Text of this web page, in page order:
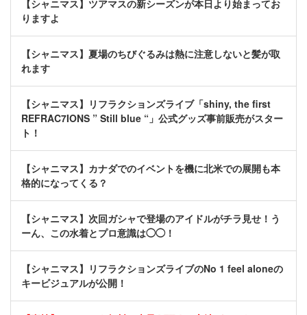
【シャニマス】ツアマスの新シーズンが本日より始まってお
りますよ
【シャニマス】夏場のちびぐるみは熱に注意しないと髪が取
れます
【シャニマス】リフラクションズライブ「shiny, the first
REFRAC7IONS ” Still blue “」公式グッズ事前販売がスター
ト！
【シャニマス】カナダでのイベントを機に北米での展開も本
格的になってくる？
【シャニマス】次回ガシャで登場のアイドルがチラ見せ！う
ーん、この水着とプロ意識は◯◯！
【シャニマス】リフラクションズライブのNo 1 feel aloneの
キービジュアルが公開！